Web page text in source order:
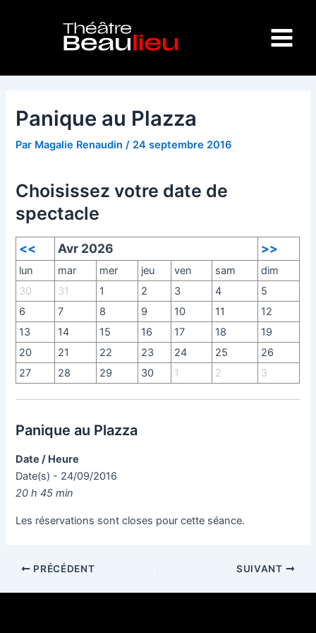
Menu
Panique au Plazza
Par Magalie Renaudin/ 24 septembre 2016
Choisissez votre date de
spectacle
<< Avr 2026 >>
lun mar mer jeu ven sam
dim
30
31 1 2 3 4
5
6
7 8 9 10 11
12
13
14 15 16 17 18
19
20
21 22 23 24 25
26
27
28 29 30 1 2 3
Panique au Plazza
Date / Heure
Date(s) - 24/09/2016
20 h 45 min
Les réservations sont closes pour cette séance.
PRÉCÉDENT SUIVANT